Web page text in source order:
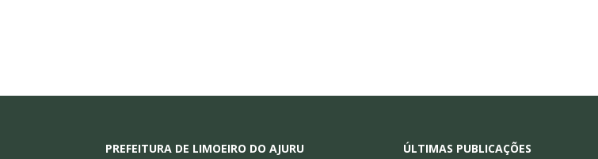
PREFEITURA DE LIMOEIRO DO AJURU ÚLTIMAS PUBLICAÇÕES